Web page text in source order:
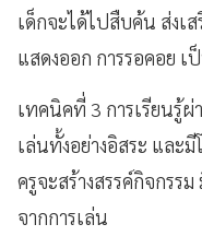
เด็กจะได้ไปสืบค้น ส่งเ
แสดงออก การรอคอย
เทคนิคที่ 3 การเรียนรู้ผ่
เล่นทั้งอย่างอิสระ และ
ครูจะสร้างสรรค์กิจกรร
จากการเล่น